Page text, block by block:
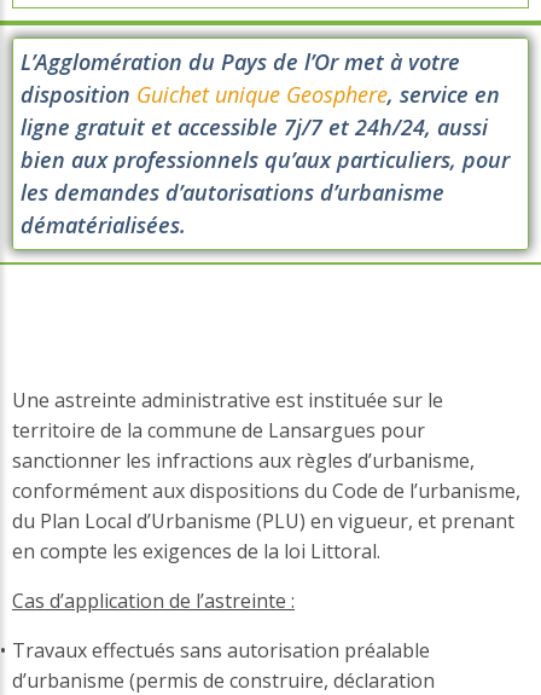
L’Agglomération du Pays de l’Or met à votre
disposition Guichet unique Geosphere, service en
ligne gratuit et accessible 7j/7 et 24h/24, aussi
bien aux professionnels qu’aux particuliers, pour
les demandes d’autorisations d’urbanisme
dématérialisées.
Une astreinte administrative est instituée sur le
territoire de la commune de Lansargues pour
sanctionner les infractions aux règles d’urbanisme,
conformément aux dispositions du Code de l’urbanisme,
du Plan Local d’Urbanisme (PLU) en vigueur, et prenant
en compte les exigences de la loi Littoral.
Cas d’application de l’astreinte :
Travaux effectués sans autorisation préalable
d’urbanisme (permis de construire, déclaration